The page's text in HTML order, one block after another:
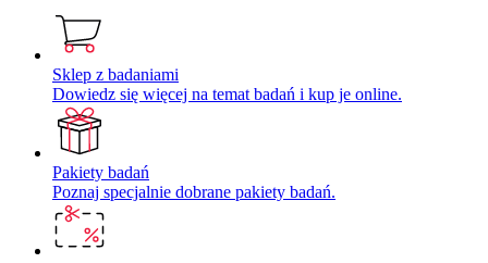
Sklep z badaniami
Dowiedz się więcej na temat badań i kup je online.
Pakiety badań
Poznaj specjalnie dobrane pakiety badań.